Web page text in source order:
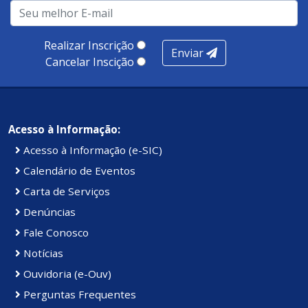
produtividade. Somados, todos as categorias totalizam
Kennedy.Realizar Inscrição
Cancelar Inscição
Enviar
Acesso à Informação:
Acesso à Informação (e-SIC)
Calendário de Eventos
Carta de Serviços
Denúncias
Fale Conosco
Notícias
Ouvidoria (e-Ouv)
Perguntas Frequentes